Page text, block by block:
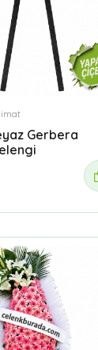
Gerbera